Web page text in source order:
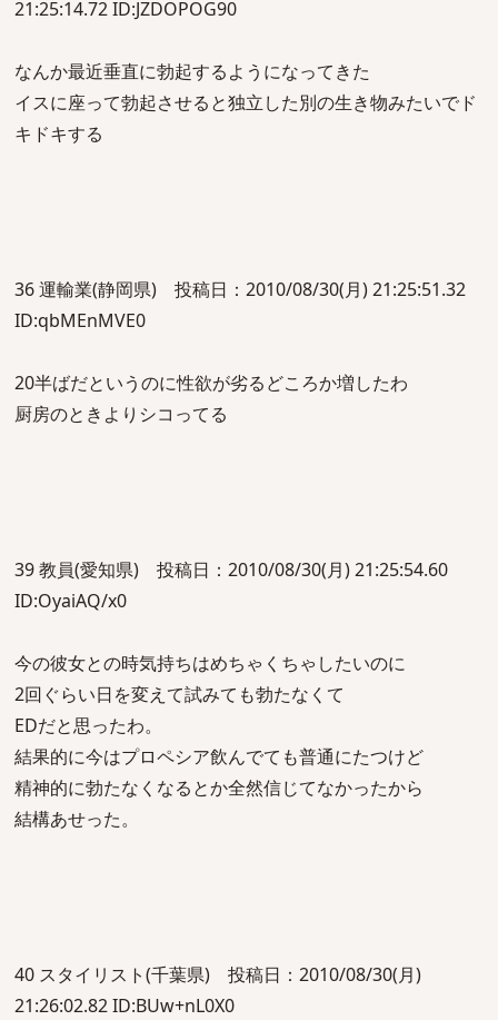
21:25:14.72 ID:JZDOPOG90
なんか最近垂直に勃起するようになってきた
イスに座って勃起させると独立した別の生き物みたいでド
キドキする
36 運輸業(静岡県) 投稿日：2010/08/30(月) 21:25:51.32
ID:qbMEnMVE0
20半ばだというのに性欲が劣るどころか増したわ
厨房のときよりシコってる
39 教員(愛知県) 投稿日：2010/08/30(月) 21:25:54.60
ID:OyaiAQ/x0
今の彼女との時気持ちはめちゃくちゃしたいのに
2回ぐらい日を変えて試みても勃たなくて
EDだと思ったわ。
結果的に今はプロペシア飲んでても普通にたつけど
精神的に勃たなくなるとか全然信じてなかったから
結構あせった。
40 スタイリスト(千葉県) 投稿日：2010/08/30(月)
21:26:02.82 ID:BUw+nL0X0